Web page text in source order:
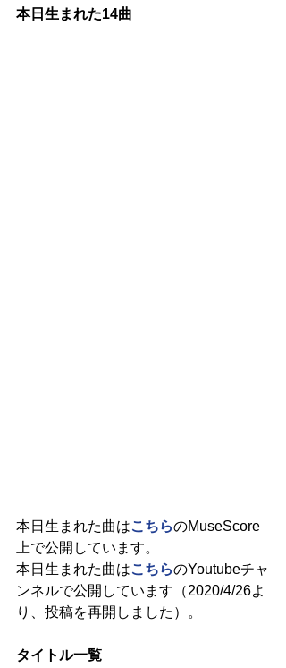
本日生まれた14曲
本日生まれた曲はこちらのMuseScore
上で公開しています。
本日生まれた曲はこちらのYoutubeチャ
ンネルで公開しています（2020/4/26よ
り、投稿を再開しました）。
タイトル一覧